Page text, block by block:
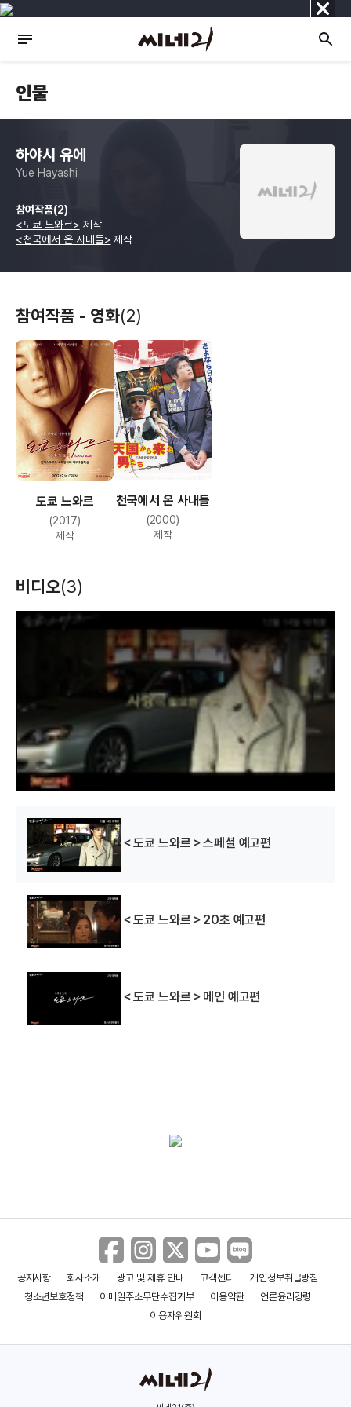
닫
기
인물
하야시 유에
Yue Hayashi
참여작품(2)
<도쿄 느와르> 제작
<천국에서 온 사내들> 제작
참여작품 - 영화(2)
도쿄 느와르
(2017)
제작
천국에서 온 사내들
(2000)
제작
비디오(3)
w
o
w
.
＜도쿄 느와르＞스페셜 예고편
＜도쿄 느와르＞20초 예고편
＜도쿄 느와르＞메인 예고편
공지사항 회사소개 광고 및 제휴 안내 고객센터
개인정보취급방침
청소년보호정책
이메일주소무단수집거부 이용약관
언론윤리강령
이용자위원회